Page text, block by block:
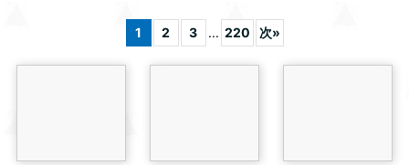
1 2 3 ... 220 次»